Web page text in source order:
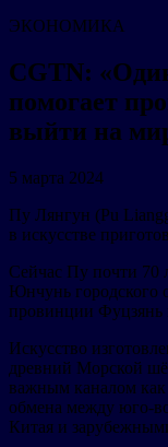
ЭКОНОМИКА
CGTN:
помогает
выйти на
5 марта 2024
Пу Лянгун (Pu
в искусстве
Сейчас Пу почти 70
Юнчунь городского
провинции Фуцзянь
Искусство
древний Морской
важным каналом как
обмена между юго-
Китая и